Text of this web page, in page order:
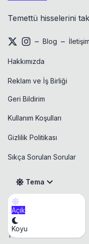
Temettü hisselerini
– Blog – İletişim
Hakkımızda
Reklam ve İş Birliği
Geri Bildirim
Kullanım Koşulları
Gizlilik Politikası
Sıkça Sorulan Sorular
Tema
Açık
Koyu
Takvim
Temettü Takvimi